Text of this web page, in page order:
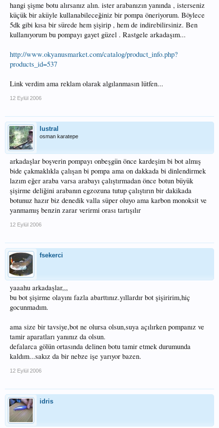
hangi şişme botu alırsanız alın. ister arabanızın yanında , isterseniz
küçük bir aküyle kullanabileceğiniz bir pompa öneriyorum. Böylece
5dk gibi kısa bir sürede hem şişirip , hem de indirebilirsiniz. Ben
kullanıyorum bu pompayı gayet güzel . Rastgele arkadaşım...
http://www.okyanusmarket.com/catalog/product_info.php?
products_id=537
Link verdim ama reklam olarak algılanmasın lütfen...
12 Eylül 2006
lustral
osman karatepe
arkadaşlar boşverin pompayı onbeşgün önce kardeşim bi bot almış
bide çakmaklıkla çalışan bi pompa ama on dakkada bi dinlendirmek
lazım eğer araba varsa arabayı çalıştırmadan önce botun büyük
şişirme deliğini arabanın egzozuna tutup çalıştırın bir dakikada
botunuz hazır biz denedik valla süper oluyo ama karbon monoksit ve
yanmamış benzin zarar verirmi orası tartışılır
12 Eylül 2006
fsekerci
yaaahu arkadaşlar,,,
bu bot şişirme olayını fazla abarttınız.yıllardır bot şişiririm,hiç
gocunmadım.
ama size bir tavsiye,bot ne olursa olsun,suya açılırken pompanız ve
tamir aparatları yanınız da olsun.
defalarca gölün ortasında delinen botu tamir etmek durumunda
kaldım...sakız da bir nebze işe yarıyor bazen.
12 Eylül 2006
idris